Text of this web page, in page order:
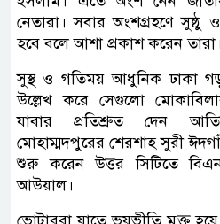
নেতারা। সবার অংশগ্রহণে সুষ্ঠু ও
হবে বলে আশা প্রকাশ করেন তারা।
সুস্থ ও গতিময় আধুনিক ঢাকা
উল্লেখ করে সেগুলো
যাবার প্রতিশ্রুত দেন
মোহাম্মদপুরের শেরশাহ সুরী ঈদগাঁ
শুরু করেন উত্তর সিটিতে
আউয়াল।